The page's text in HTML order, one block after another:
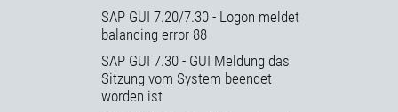
SAP GUI 7.20/7.30 - Logon meldet
balancing error 88
SAP GUI 7.30 - GUI Meldung das
Sitzung vom System beendet
worden ist